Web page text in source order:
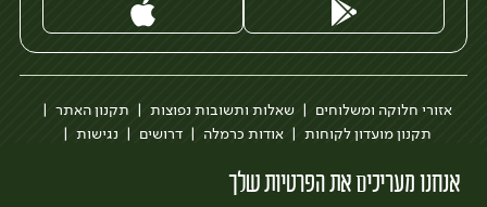
אנחנו מעריכים את הפרטיות שלך
אזורי חלוקה ומשלוחים שאלות ותשובות נפוצות
תקנון האתר
תקנון מועדון לקוחות
אודות כרמלה דרושים
נגישות
לצפייה בעדכון מדיניות פרטיות